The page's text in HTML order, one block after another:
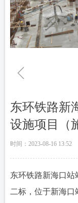
ꁆ
东环铁路新
设施项目（
时间： 2023-08-16 13:52
东环铁路新海口
二标，位于新海口